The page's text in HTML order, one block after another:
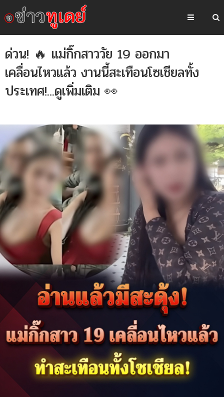
ด่วน! 🔥 แม่กิ๊กสาววัย 19 ออกมา
เคลื่อนไหวแล้ว งานนี้สะเทือนโซเชียลทั้ง
ประเทศ!...ดูเพิ่มเติม 👀